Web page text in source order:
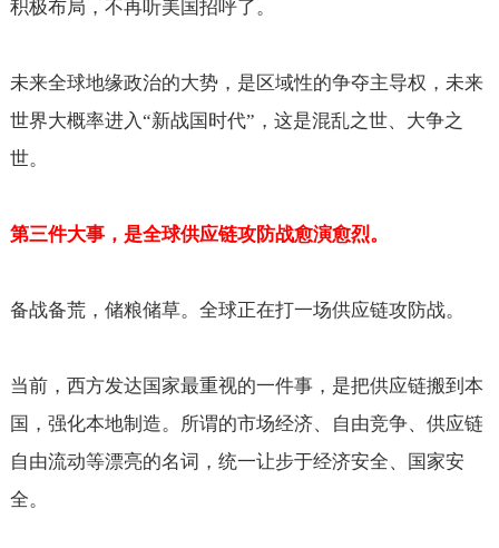
积极布局，不再听美国招呼了。
未来全球地缘政治的大势，是区域性的争夺主导权，未来
世界大概率进入“新战国时代”，这是混乱之世、大争之
世。
第三件大事，是全球供应链攻防战愈演愈烈。
备战备荒，储粮储草。全球正在打一场供应链攻防战。
当前，西方发达国家最重视的一件事，是把供应链搬到本
国，强化本地制造。所谓的市场经济、自由竞争、供应链
自由流动等漂亮的名词，统一让步于经济安全、国家安
全。